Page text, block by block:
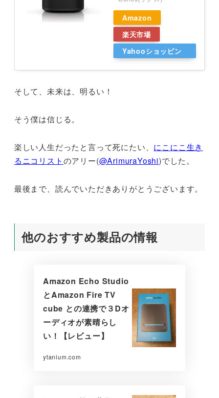
Amazon
楽天市場
Yahooショッピン
そして、未来は、明るい！
そう僕は信じる。
楽しい人生だったと言って死にたい、 にこにこ生き
るニコリスト のアリー(@ArimuraYoshi)でした。
最後まで、読んでいただきありがとうございます。
他のおすすめ製品の情報
Amazon Echo Studio
とAmazon Fire TV
cube との連携で３Dオ
ーディオが素晴らし
い！【レビュー】
ytanium.com